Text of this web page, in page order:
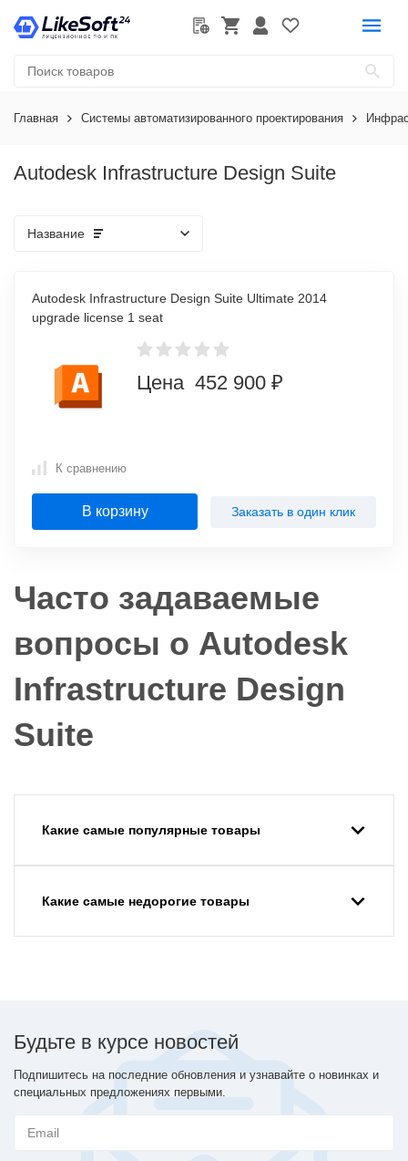
Главная Системы автоматизированного проектирования
Autodesk Infrastructure Design Suite
Название
Autodesk Infrastructure Design Suite Ultimate 2014
upgrade license 1 seat
Цена 452 900 ₽
К сравнению
В корзину Заказать в один клик
Часто задаваемые
вопросы о Autodesk
Infrastructure Design
Suite
Какие самые популярные товары
Какие самые недорогие товары
Будьте в курсе новостей
Подпишитесь на последние обновления и узнавайте о новинках и
специальных предложениях первыми.